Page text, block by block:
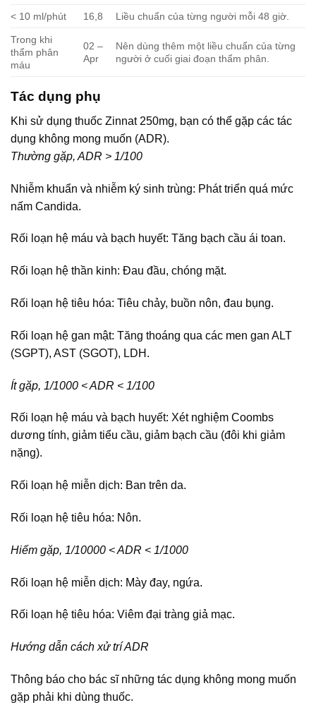
< 10 ml/phút 16,8 Liều chuẩn của từng người mỗi 48 giờ.
Trong khi
thẩm phân
máu
02 –
Apr
Nên dùng thêm một liều chuẩn của từng
người ở cuối giai đoạn thẩm phân.
Tác dụng phụ
Khi sử dụng thuốc Zinnat 250mg, bạn có thể gặp các tác
dụng không mong muốn (ADR).
Thường gặp, ADR > 1/100
Nhiễm khuẩn và nhiễm ký sinh trùng: Phát triển quá mức
nấm Candida.
Rối loạn hệ máu và bạch huyết: Tăng bạch cầu ái toan.
Rối loạn hệ thần kinh: Đau đầu, chóng mặt.
Rối loạn hệ tiêu hóa: Tiêu chảy, buồn nôn, đau bụng.
Rối loạn hệ gan mật: Tăng thoáng qua các men gan ALT
(SGPT), AST (SGOT), LDH.
Ít gặp, 1/1000 < ADR < 1/100
Rối loạn hệ máu và bạch huyết: Xét nghiệm Coombs
dương tính, giảm tiểu cầu, giảm bạch cầu (đôi khi giảm
nặng).
Rối loạn hệ miễn dịch: Ban trên da.
Rối loạn hệ tiêu hóa: Nôn.
Hiếm gặp, 1/10000 < ADR < 1/1000
Rối loạn hệ miễn dịch: Mày đay, ngứa.
Rối loạn hệ tiêu hóa: Viêm đại tràng giả mạc.
Hướng dẫn cách xử trí ADR
Thông báo cho bác sĩ những tác dụng không mong muốn
gặp phải khi dùng thuốc.